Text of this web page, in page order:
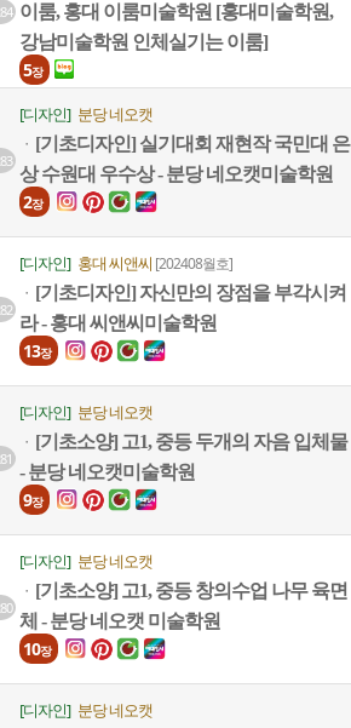
이룸, 홍대 이룸미술학원 [홍대미술학원,
강남미술학원 인체실기는 이룸]
5장
[디자인] 분당 네오캣
ㆍ [기초디자인] 실기대회 재현작 국민대 은
상 수원대 우수상 - 분당 네오캣미술학원
2장
[디자인] 홍대 씨앤씨 [202408월호]
ㆍ [기초디자인] 자신만의 장점을 부각시켜
라 - 홍대 씨앤씨미술학원
13장
[디자인] 분당 네오캣
ㆍ [기초소양] 고1, 중등 두개의 자음 입체물
- 분당 네오캣미술학원
9장
[디자인] 분당 네오캣
ㆍ [기초소양] 고1, 중등 창의수업 나무 육면
체 - 분당 네오캣 미술학원
10장
[디자인] 분당 네오캣